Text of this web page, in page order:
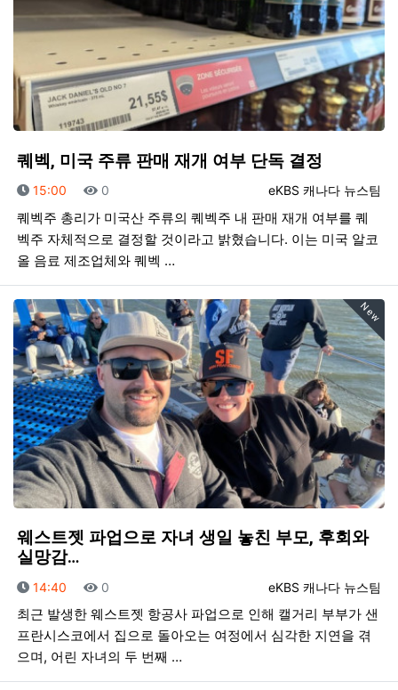
퀘벡, 미국 주류 판매 재개 여부 단독 결정
등록자
eKBS 캐나다 뉴스팀
등록일
15:00 조회
0
퀘벡주 총리가 미국산 주류의 퀘벡주 내 판매 재개 여부를 퀘
벡주 자체적으로 결정할 것이라고 밝혔습니다. 이는 미국 알코
올 음료 제조업체와 퀘벡 …
New
웨스트젯 파업으로 자녀 생일 놓친 부모, 후회와
실망감…
등록자
eKBS 캐나다 뉴스팀
등록일
14:40 조회
0
최근 발생한 웨스트젯 항공사 파업으로 인해 캘거리 부부가 샌
프란시스코에서 집으로 돌아오는 여정에서 심각한 지연을 겪
으며, 어린 자녀의 두 번째 …